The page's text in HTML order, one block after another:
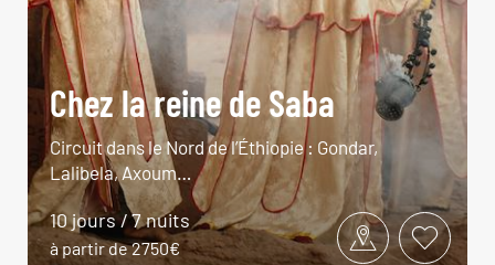
Chez la reine de Saba
Circuit dans le Nord de l’Éthiopie : Gondar,
Lalibela, Axoum…
10 jours / 7 nuits
à partir de 2750€